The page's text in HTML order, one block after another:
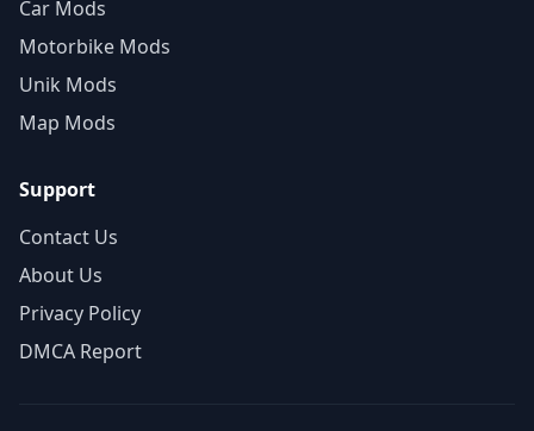
Car Mods
Motorbike Mods
Unik Mods
Map Mods
Support
Contact Us
About Us
Privacy Policy
DMCA Report